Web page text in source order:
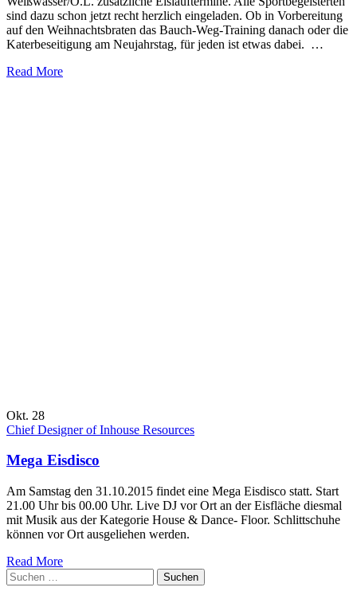
sind dazu schon jetzt recht herzlich eingeladen. Ob in Vorbereitung
auf den Weihnachtsbraten das Bauch-Weg-Training danach oder die
Katerbeseitigung am Neujahrstag, für jeden ist etwas dabei. …
Read More
Okt. 28
Chief Designer of Inhouse Resources
Mega Eisdisco
Am Samstag den 31.10.2015 findet eine Mega Eisdisco statt. Start
21.00 Uhr bis 00.00 Uhr. Live DJ vor Ort an der Eisfläche diesmal
mit Musik aus der Kategorie House & Dance- Floor. Schlittschuhe
können vor Ort ausgeliehen werden.
Read More
Suchen
nach: